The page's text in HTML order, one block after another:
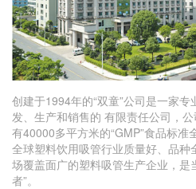
创建于1994年的“双童”公司是一家
发、生产和销售的 有限责任公司，
有40000多平方米的“GMP”食品标准
全球塑料饮用吸管行业质量好、品种
场覆盖面广的塑料吸管生产企业，是
者”。